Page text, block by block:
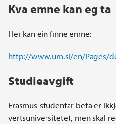
Kva emne kan eg ta
Her kan ein finne emne:
http://www.um.si/en/Pages/
Studieavgift
Erasmus-studentar betaler
vertsuniversitetet, men skal